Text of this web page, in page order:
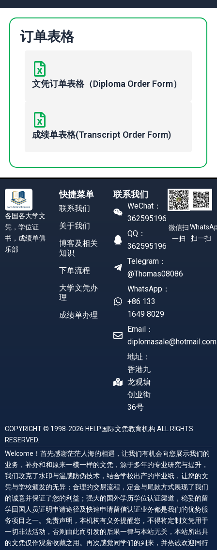
订单表格
文凭订单表格（Diploma Order Form）
成绩单表格(Transcript Order Form)
各国各大学文
凭，学位证
书，成绩单俱
乐部
快捷菜单
联系我们
关于我们
博客及相关
知识
下单流程
大学文凭办
理
成绩单办理
联系我们
WeChat：
362595196
QQ：
362595196
Telegram：
@Thomas08086
WhatsApp：
+86 133
1649 8029
Email：
diplomasale@hotmail.com
地址：
香港九
龙观塘
创业街
36号
微信扫
一扫
扫一扫
COPYRIGHT © 1998-2026 HELP国际文凭教育机构 ALL RIGHTS
RESERVED.
Welcome！首先感谢茫茫人海的相遇，让我们有机会向您展示我们的
业务，补办和和原来一模一样的文凭，源于多年的专业研究与提升，
我们攻克了水印与温感防伪技术，结合学校出产的毕业纸，让您的文
凭与学校颁发的无异；合理的交易流程，定金与尾款方式展现了我们
的诚意并保证了您的利益；强大的国外学历学位认证渠道，稳妥的留
学回国人员证明申请途径及快速申请留信认证业务都是我们的优势服
务项目之一。免责声明，本机构有义务提醒您，不得将定制文凭用于
一切非法活动，否则由此而引发的后果一律与本站无关，本站所出具
的文凭仅作观赏收藏之用。再次感觉同学们的到来，并热诚欢迎同行